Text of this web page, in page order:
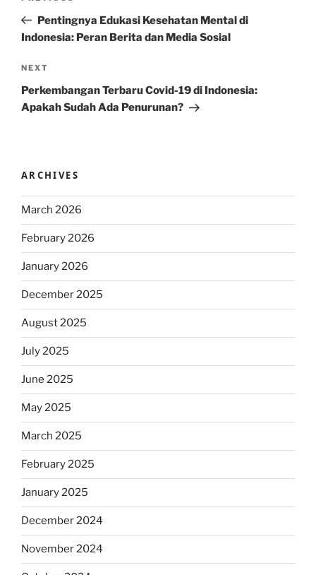
PostPentingnya Edukasi Kesehatan Mental di
Indonesia: Peran Berita dan Media Sosial
Next
Post
NEXT
Perkembangan Terbaru Covid-19 di Indonesia:
Apakah Sudah Ada Penurunan?
ARCHIVES
March 2026
February 2026
January 2026
December 2025
August 2025
July 2025
June 2025
May 2025
March 2025
February 2025
January 2025
December 2024
November 2024